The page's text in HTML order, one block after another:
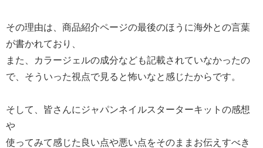
その理由は、商品紹介ページの最後のほうに海外との言葉
が書かれており、
また、カラージェルの成分なども記載されていなかったの
で、そういった視点で見ると怖いなと感じたからです。
そして、皆さんにジャパンネイルスターターキットの感想
や
使ってみて感じた良い点や悪い点をそのままお伝えすべき